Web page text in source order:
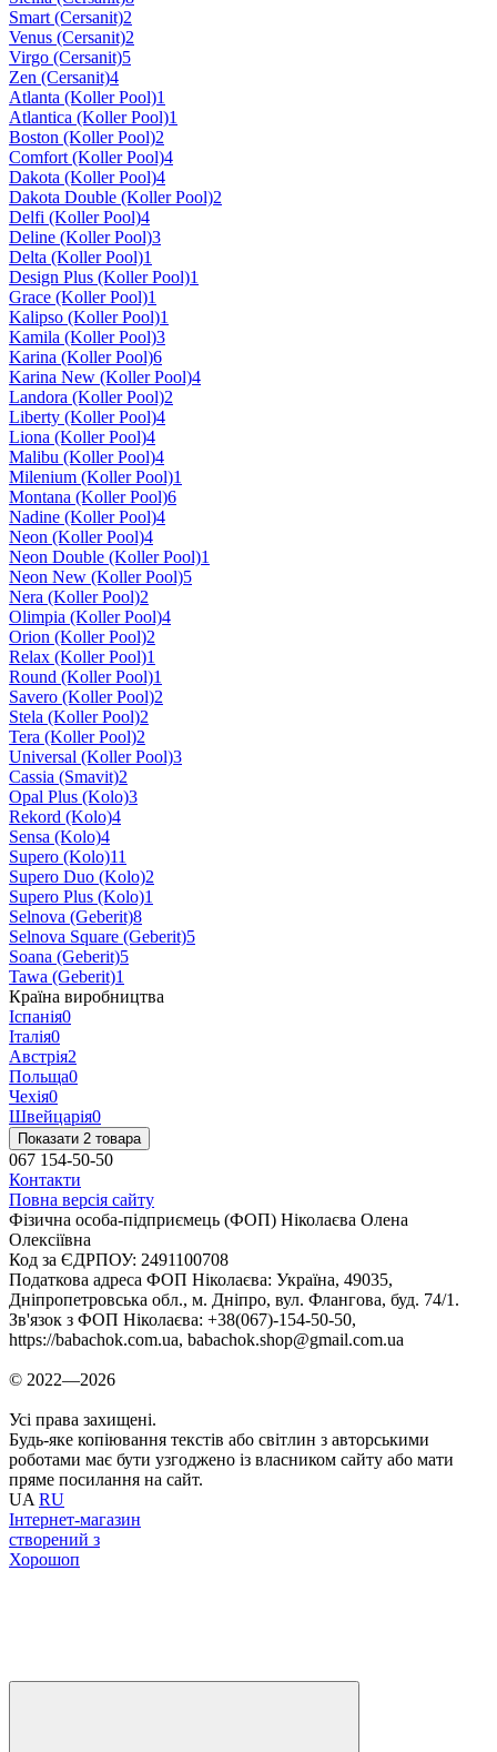
Smart (Cersanit)2
Venus (Cersanit)2
Virgo (Cersanit)5
Zen (Cersanit)4
Atlanta (Koller Pool)1
Atlantica (Koller Pool)1
Boston (Koller Pool)2
Comfort (Koller Pool)4
Dakota (Koller Pool)4
Dakota Double (Koller Pool)2
Delfi (Koller Pool)4
Deline (Koller Pool)3
Delta (Koller Pool)1
Design Plus (Koller Pool)1
Grace (Koller Pool)1
Kalipso (Koller Pool)1
Kamila (Koller Pool)3
Karina (Koller Pool)6
Karina New (Koller Pool)4
Landora (Koller Pool)2
Liberty (Koller Pool)4
Liona (Koller Pool)4
Malibu (Koller Pool)4
Milenium (Koller Pool)1
Montana (Koller Pool)6
Nadine (Koller Pool)4
Neon (Koller Pool)4
Neon Double (Koller Pool)1
Neon New (Koller Pool)5
Nera (Koller Pool)2
Olimpia (Koller Pool)4
Orion (Koller Pool)2
Relax (Koller Pool)1
Round (Koller Pool)1
Savero (Koller Pool)2
Stela (Koller Pool)2
Tera (Koller Pool)2
Universal (Koller Pool)3
Cassia (Smavit)2
Opal Plus (Kolo)3
Rekord (Kolo)4
Sensa (Kolo)4
Supero (Kolo)11
Supero Duo (Kolo)2
Supero Plus (Kolo)1
Selnova (Geberit)8
Selnova Square (Geberit)5
Soana (Geberit)5
Tawa (Geberit)1
Країна виробництва
Іспанія0
Італія0
Австрія2
Польща0
Чехія0
Швейцарія0
Показати 2 товара
067 154-50-50
Контакти
Повна версія сайту
Фізична особа-підприємець (ФОП) Ніколаєва Олена
Олексіївна
Код за ЄДРПОУ: 2491100708
Податкова адреса ФОП Ніколаєва: Україна, 49035,
Дніпропетровська обл., м. Дніпро, вул. Флангова, буд. 74/1.
Зв'язок з ФОП Ніколаєва: +38(067)-154-50-50,
https://babachok.com.ua, babachok.shop@gmail.com.ua
© 2022—2026
Усі права захищені.
Будь-яке копіювання текстів або світлин з авторськими
роботами має бути узгоджено із власником сайту або мати
пряме посилання на сайт.
UA RU
Інтернет-магазин
створений з
Хорошоп